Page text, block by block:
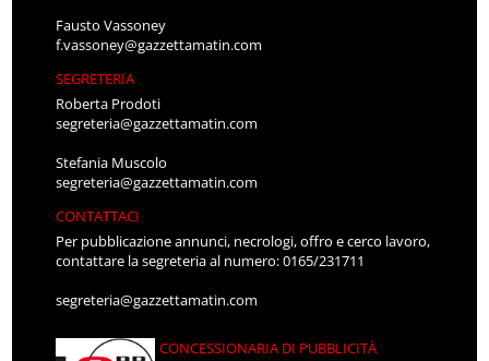
Fausto Vassoney
f.vassoney@gazzettamatin.com
SEGRETERIA
Roberta Prodoti
segreteria@gazzettamatin.com
Stefania Muscolo
segreteria@gazzettamatin.com
CONTATTACI
Per pubblicazione annunci, necrologi, offro e cerco lavoro,
contattare la segreteria al numero: 0165/231711
segreteria@gazzettamatin.com
CONCESSIONARIA DI PUBBLICITÀ